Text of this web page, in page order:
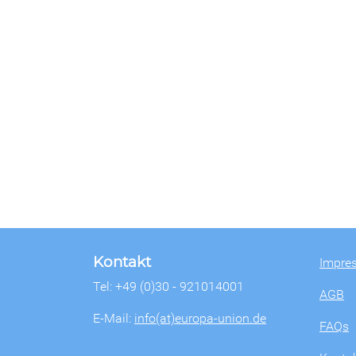
Kontakt
Tel: +49 (0)30 - 921014001
E-Mail: info(at)europa-union.de
AGB
FAQs